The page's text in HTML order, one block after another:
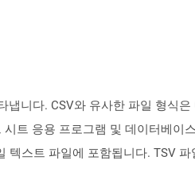
니다. CSV와 유사한 파일 형식
트 응용 프로그램 및 데이터베이
스트 파일에 포함됩니다. TSV